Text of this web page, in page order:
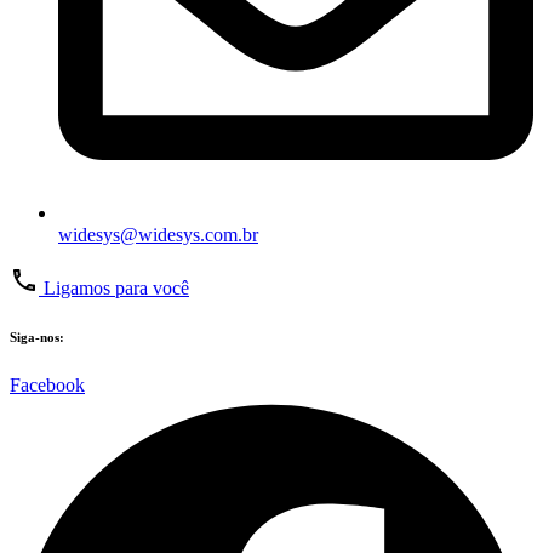
widesys@widesys.com.br
Ligamos para você
Siga-nos:
Facebook